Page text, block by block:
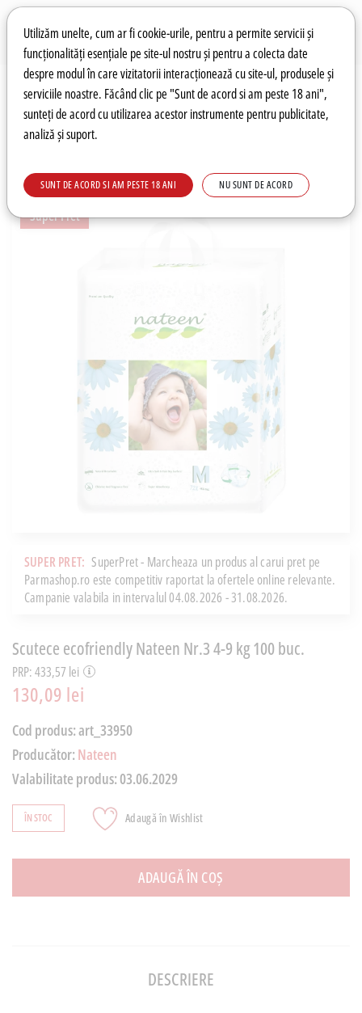
Preferințe pentru cookie-uri
Utilizăm unelte, cum ar fi cookie-urile, pentru a permite servicii și
funcționalități esențiale pe site-ul nostru și pentru a colecta date
despre modul în care vizitatorii interacționează cu site-ul, produsele și
serviciile noastre. Făcând clic pe "Sunt de acord si am peste 18 ani",
sunteți de acord cu utilizarea acestor instrumente pentru publicitate,
analiză și suport.
SUNT DE ACORD SI AM PESTE 18 ANI NU SUNT DE ACORD
Wishlist Autentificare
Super Pret
SUPER PRET: SuperPret - Marcheaza un produs al carui pret pe
Parmashop.ro este competitiv raportat la ofertele online relevante.
Campanie valabila in intervalul 04.08.2026 - 31.08.2026.
Scutece ecofriendly Nateen Nr.3 4-9 kg 100 buc.
PRP: 433,57 lei
130,09 lei
Cod produs:art_33950
Producător: Nateen
Valabilitate produs: 03.06.2029
ÎN STOC Adaugă în Wishlist
ADAUGĂ ÎN COȘ
DESCRIERE